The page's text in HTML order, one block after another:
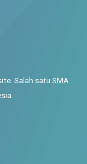
Salah satu SMA